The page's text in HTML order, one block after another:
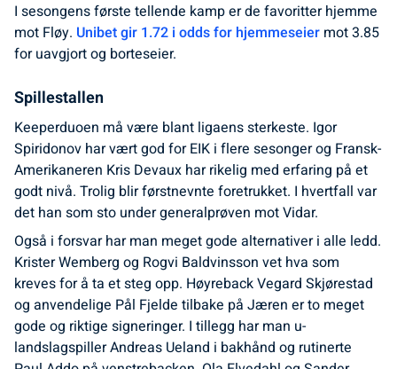
I sesongens første tellende kamp er de favoritter hjemme
mot Fløy. Unibet gir 1.72 i odds for hjemmeseier mot 3.85
for uavgjort og borteseier.
Spillestallen
Keeperduoen må være blant ligaens sterkeste. Igor
Spiridonov har vært god for EIK i flere sesonger og Fransk-
Amerikaneren Kris Devaux har rikelig med erfaring på et
godt nivå. Trolig blir førstnevnte foretrukket. I hvertfall var
det han som sto under generalprøven mot Vidar.
Også i forsvar har man meget gode alternativer i alle ledd.
Krister Wemberg og Rogvi Baldvinsson vet hva som
kreves for å ta et steg opp. Høyreback Vegard Skjørestad
og anvendelige Pål Fjelde tilbake på Jæren er to meget
gode og riktige signeringer. I tillegg har man u-
landslagspiller Andreas Ueland i bakhånd og rutinerte